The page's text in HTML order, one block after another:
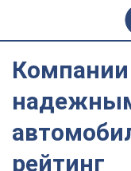
рейтинг